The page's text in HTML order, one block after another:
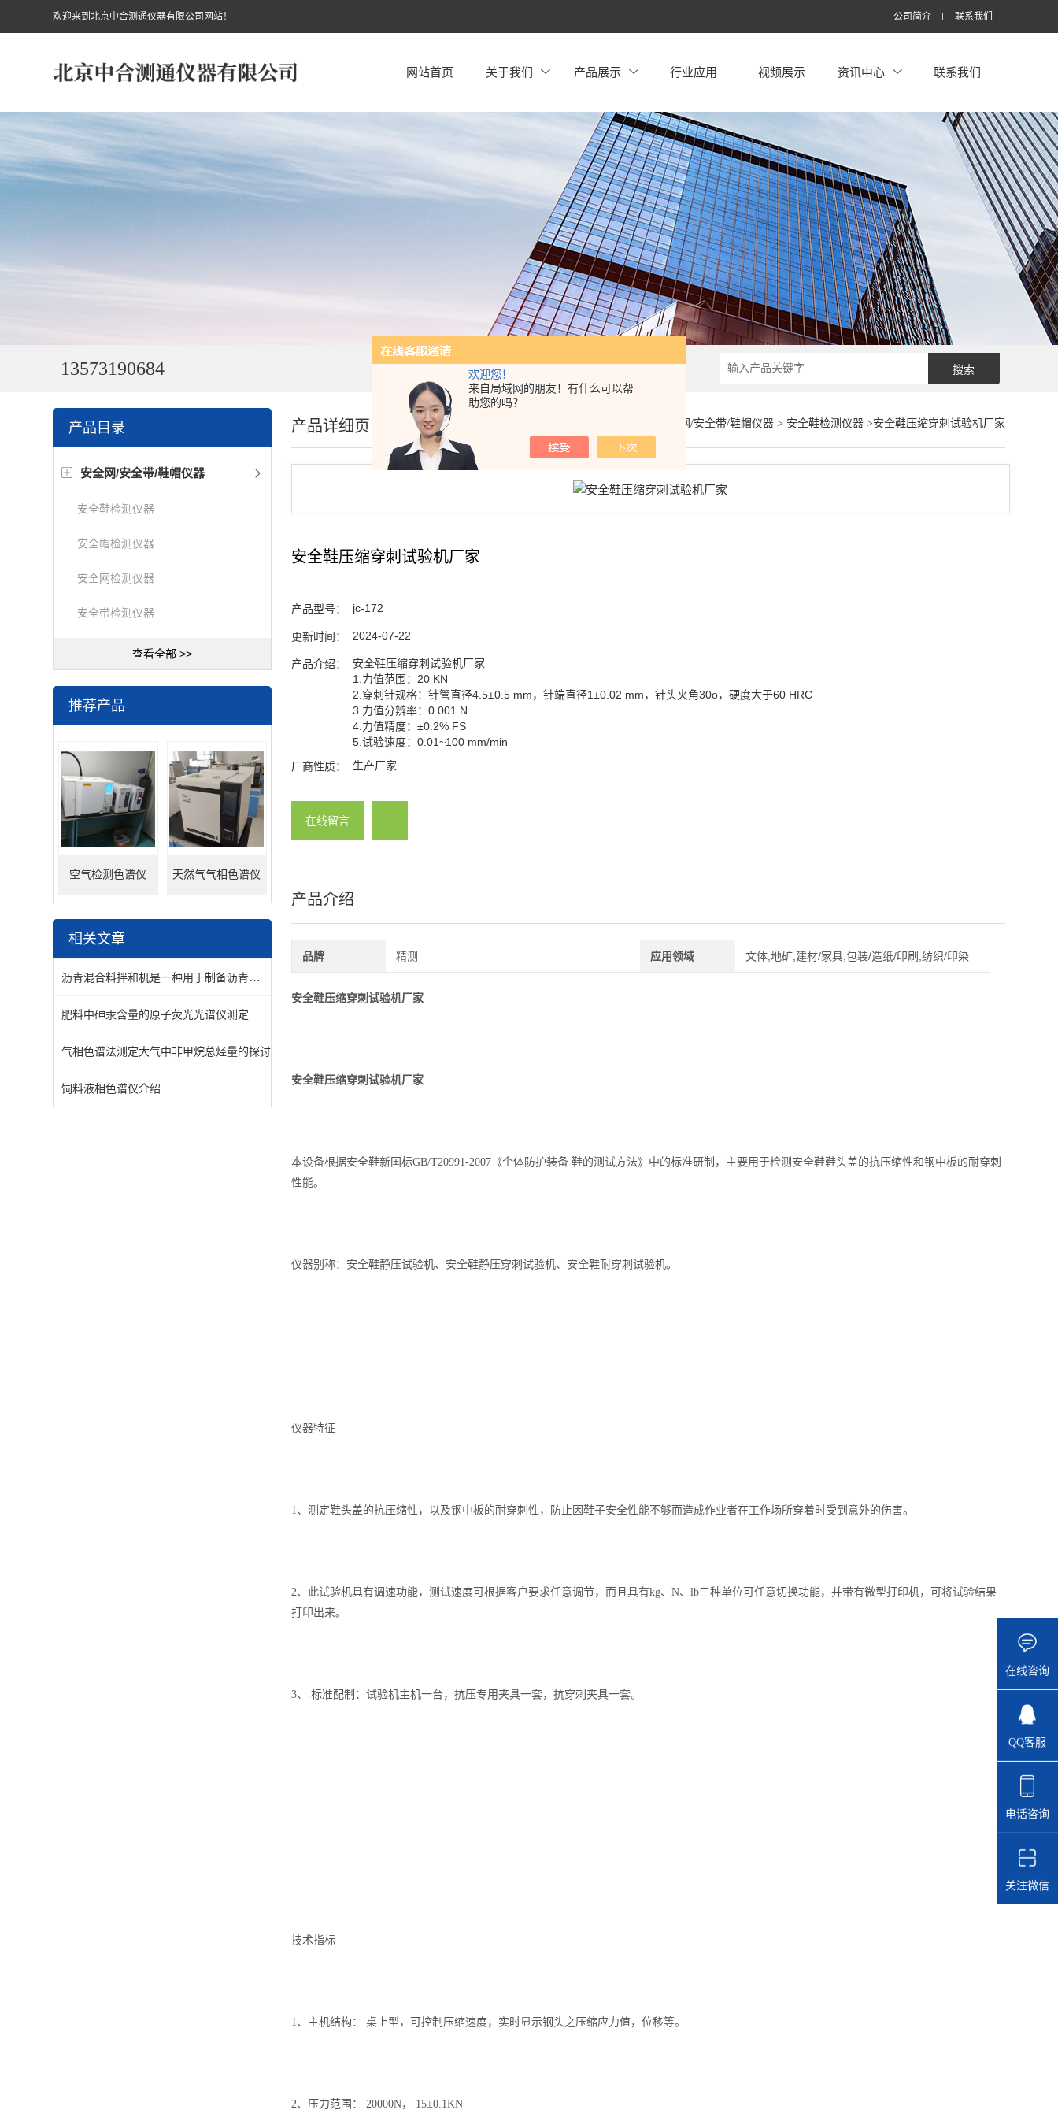
欢迎您！
来自局域网的朋友！有什么可以帮
助您的吗？
欢迎来到北京中合测通仪器有限公司网站！ 公司简介 联系我们
网站首页 关于我们 产品展示 行业应用 视频展示 资讯中心 联系我们
13573190684
产品目录
安全网/安全带/鞋帽仪器
安全鞋检测仪器
安全帽检测仪器
安全网检测仪器
安全带检测仪器
查看全部 >>
推荐产品
空气检测色谱仪 天然气气相色谱仪
相关文章
沥青混合料拌和机是一种用于制备沥青混合料的设备
肥料中砷汞含量的原子荧光光谱仪测定
气相色谱法测定大气中非甲烷总烃量的探讨
饲料液相色谱仪介绍
安全网/安全带/鞋帽仪器> 安全鞋检测仪器>安全鞋压缩穿刺试验机厂家
产品详细页
安全鞋压缩穿刺试验机厂家
产品型号： jc-172
更新时间： 2024-07-22
产品介绍：
安全鞋压缩穿刺试验机厂家
1.力值范围：20 KN
2.穿刺针规格：针管直径4.5±0.5 mm，针端直径1±0.02 mm，针头夹角30o，硬度大于60 HRC
3.力值分辨率：0.001 N
4.力值精度：±0.2% FS
5.试验速度：0.01~100 mm/min
厂商性质： 生产厂家
在线留言
产品介绍
品牌 精测 应用领域 文体,地矿,建材/家具,包装/造纸/印刷,纺织/印染
安全鞋压缩穿刺试验机厂家
安全鞋压缩穿刺试验机厂家
本设备根据安全鞋新国标GB/T20991-2007《个体防护装备 鞋的测试方法》中的标准研制，主要用于检测安全鞋鞋头盖的抗压缩性和钢中板的耐穿刺
性能。
仪器别称：安全鞋静压试验机、安全鞋静压穿刺试验机、安全鞋耐穿刺试验机。
仪器特征
1、测定鞋头盖的抗压缩性，以及钢中板的耐穿刺性，防止因鞋子安全性能不够而造成作业者在工作场所穿着时受到意外的伤害。
2、此试验机具有调速功能，测试速度可根据客户要求任意调节，而且具有kg、N、lb三种单位可任意切换功能，并带有微型打印机，可将试验结果
打印出来。
3、.标准配制：试验机主机一台，抗压专用夹具一套，抗穿刺夹具一套。
技术指标
1、主机结构： 桌上型，可控制压缩速度，实时显示钢头之压缩应力值，位移等。
2、压力范围： 20000N， 15±0.1KN
在线咨询
QQ客服
电话咨询
关注微信